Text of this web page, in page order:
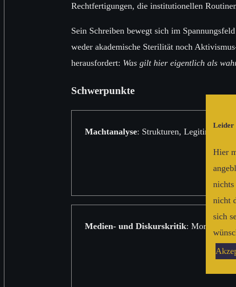
Rechtfertigungen, die institutionellen
Sein Schreiben bewegt sich im
weder akademische Sterilität noch
herausfordert: Was gilt hier eigentlich als
Schwerpunkte
Machtanalyse: Strukturen,
Medien- und Diskurskritik:
Leider
Hier
nicht
sich